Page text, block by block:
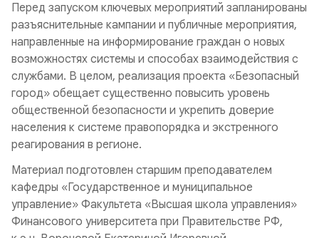
Перед запуском ключевых мероприятий запланированы
разъяснительные кампании и публичные мероприятия,
направленные на информирование граждан о новых
возможностях системы и способах взаимодействия с
службами. В целом, реализация проекта «Безопасный
город» обещает существенно повысить уровень
общественной безопасности и укрепить доверие
населения к системе правопорядка и экстренного
реагирования в регионе.
Материал подготовлен старшим преподавателем
кафедры «Государственное и муниципальное
управление» Факультета «Высшая школа управления»
Финансового университета при Правительстве РФ,